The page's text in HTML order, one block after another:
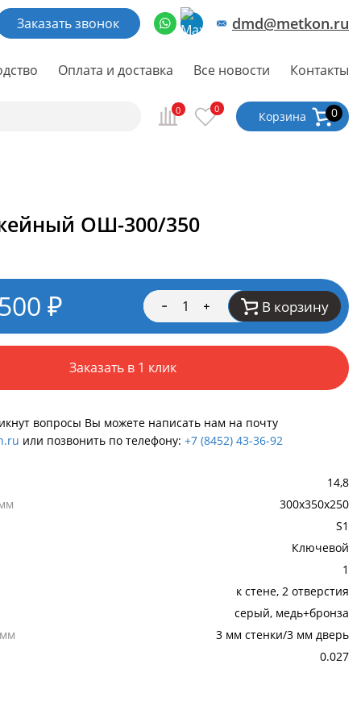
Заказать звонок dmd@metkon.ru
Оплата и доставка Все новости Контакты
0 0 Корзина 0
ОШ-300/350
₽ В корзину
Заказать в 1 клик
вопросы Вы можете написать нам на почту
или позвонить по телефону: +7 (8452) 43-36-92
14,8
300х350х250
S1
Ключевой
1
к стене, 2 отверстия
серый, медь+бронза
3 мм стенки/3 мм дверь
0.027